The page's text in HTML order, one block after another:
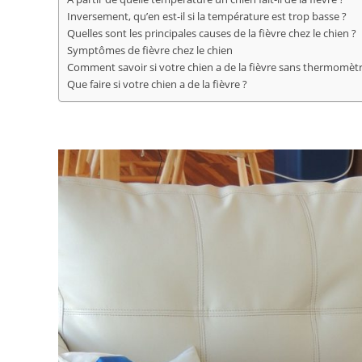
Inversement, qu’en est-il si la température est trop basse ?
Quelles sont les principales causes de la fièvre chez le chien ?
Symptômes de fièvre chez le chien
Comment savoir si votre chien a de la fièvre sans
Que faire si votre chien a de la fièvre ?